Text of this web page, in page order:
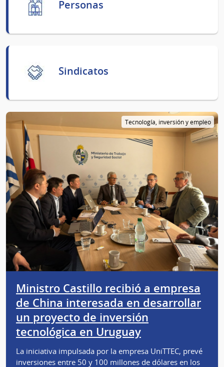
Personas
Sindicatos
Tecnología, inversión y empleo
Ministro Castillo recibió a empresa
de China interesada en desarrollar
un proyecto de inversión
tecnológica en Uruguay
La iniciativa impulsada por la empresa UniTTEC, prevé
inversiones entre 50 y 100 millones de dólares en los